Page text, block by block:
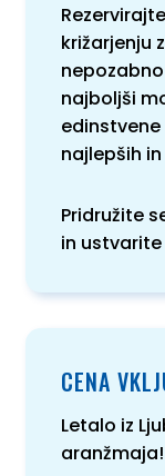
križarjenju
najboljši
najlepših
Pridružite
in
CENA
Letalo iz
aranžmaja!